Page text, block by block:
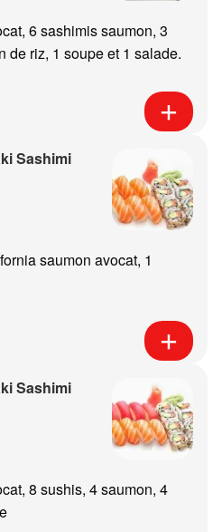
6 sashimis saumon, 3
de riz, 1 soupe et 1 salade.
Sashimi
saumon avocat, 1
Sashimi
8 sushis, 4 saumon, 4